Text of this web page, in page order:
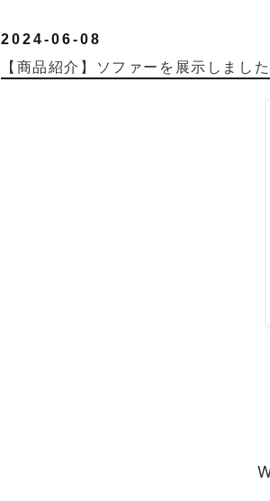
2024-06-08
【商品紹介】ソファーを展示しました